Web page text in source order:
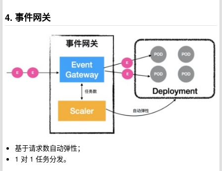
4. 事件网关
基于请求数自动弹性；
1 对 1 任务分发。